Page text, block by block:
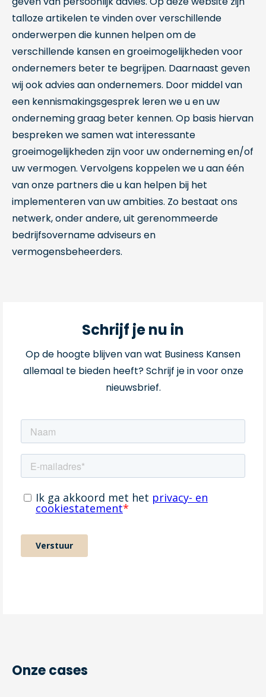
talloze artikelen te vinden over verschillende
onderwerpen die kunnen helpen om de
verschillende kansen en groeimogelijkheden voor
ondernemers beter te begrijpen. Daarnaast geven
wij ook advies aan ondernemers. Door middel van
een kennismakingsgesprek leren we u en uw
onderneming graag beter kennen. Op basis hiervan
bespreken we samen wat interessante
groeimogelijkheden zijn voor uw onderneming en/of
uw vermogen. Vervolgens koppelen we u aan één
van onze partners die u kan helpen bij het
implementeren van uw ambities. Zo bestaat ons
netwerk, onder andere, uit gerenommeerde
bedrijfsovername adviseurs en
vermogensbeheerders.
Schrijf je nu in
Op de hoogte blijven van wat Business Kansen
allemaal te bieden heeft? Schrijf je in voor onze
nieuwsbrief.
Onze cases